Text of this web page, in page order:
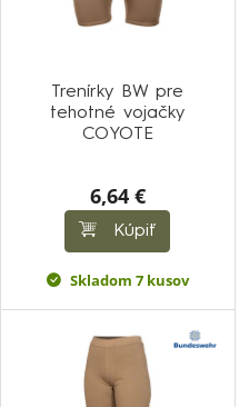
Trenírky BW pre
tehotné vojačky
COYOTE
6,64 €
Kúpiť
Skladom 7 kusov